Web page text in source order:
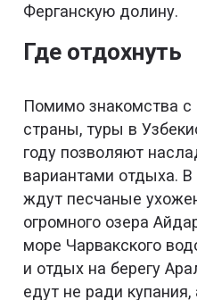
Ферганскую долину.
Где отдохнуть
Помимо знакомства с
страны, туры в
году позволяют
вариантами отдыха. В
ждут песчаные
огромного озера
море Чарвакского
и отдых на берегу
едут не ради купания,